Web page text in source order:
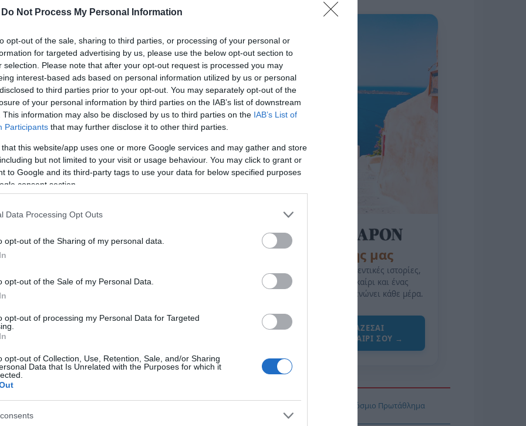
Do Not Process My Personal Information
opt-out of the sale, sharing to third parties, or processing of your personal or
for targeted advertising by us, please use the below opt-out section to
selection. Please note that after your opt-out request is processed you may
interest-based ads based on personal information utilized by us or personal
to third parties prior to your opt-out. You may separately opt-out of the
of your personal information by third parties on the IAB’s list of downstream
This information may also be disclosed by us to third parties on the IAB’s List of
Participants that may further disclose it to other third parties.
that this website/app uses one or more Google services and may gather and store
but not limited to your visit or usage behaviour. You may click to grant or
to Google and its third-party tags to use your data for below specified purposes
consent section.
Data Processing Opt Outs
opt-out of the Sharing of my personal data.
opt-out of the Sale of my Personal Data.
opt-out of processing my Personal Data for Targeted
opt-out of Collection, Use, Retention, Sale, and/or Sharing
Data that Is Unrelated with the Purposes for which it
ευρώ στο ταμειακό αποτέλεσμα της
του 2026
για την περίοδο Ιανουαρίου-Μαρτίου 2026, το
κατέγραψε πλεόνασμα ύψους 920 εκατ. ευρώ.
της Ζωής μας
Οι άνθρωποι, οι αυθεντικές ιστορίες,
το ελληνικό καλοκαίρι και ένας
πολιτισμός που μας ενώνει κάθε μέρα.
ΌΣΑ ΧΡΕΙΆΖΕΣΑΙ
ΓΙΑ ΤΟ ΚΑΛΟΚΑΊΡΙ ΣΟΥ →
Ιππασία – Η Ελλάδα στο Παγκόσμιο Πρωτάθλημα
Ιππασίας!